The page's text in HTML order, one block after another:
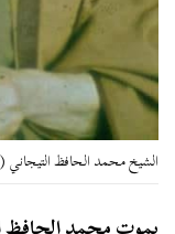
الشيخ محمد الحافظ التيجاني (شيخ